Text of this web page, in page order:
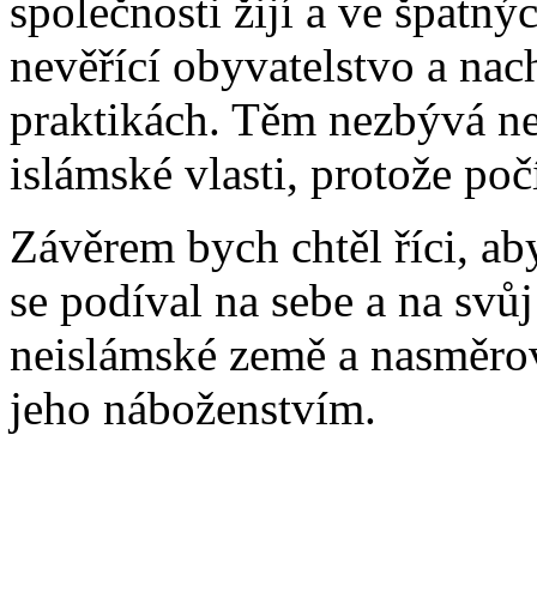
společnosti žijí a ve
nevěřící obyvatelstvo a
praktikách. Těm nezbývá
islámské vlasti, protože
Závěrem bych chtěl říci,
se podíval na sebe a na
neislámské země a
jeho náboženstvím.